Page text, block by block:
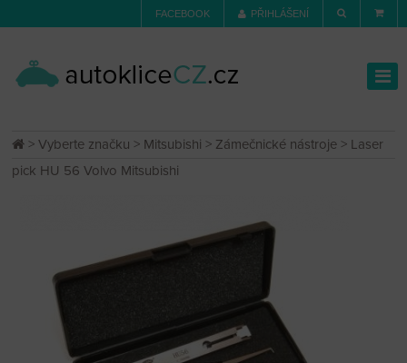
FACEBOOK PŘIHLÁŠENÍ
>Vyberte značku > Mitsubishi > Zámečnické nástroje > Laser
pick HU 56 Volvo Mitsubishi